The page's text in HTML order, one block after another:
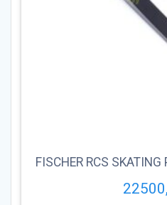
FISCHER RCS